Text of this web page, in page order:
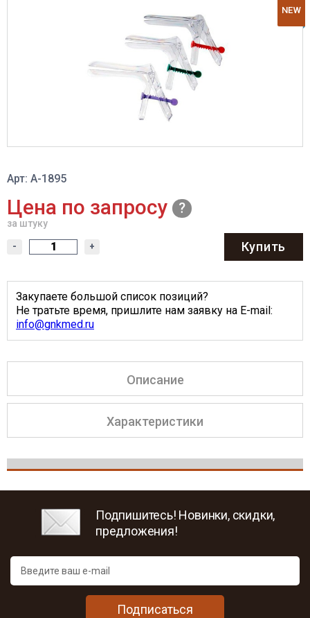
NEW
Арт: A-1895
Цена по запросу
за штуку
- + Купить
Закупаете большой список позиций?
Не тратьте время, пришлите нам заявку на E-mail:
info@gnkmed.ru
Описание
Характеристики
Подпишитесь! Новинки, скидки,
предложения!
Подписаться